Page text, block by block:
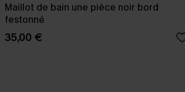
Maillot de bain une pièce noir bord
festonné
35,00 €